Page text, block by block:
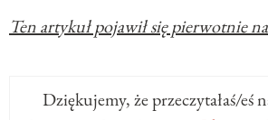
Ten artykuł pojawił się pierwotnie
Dziękujemy, że przeczytałaś/eś